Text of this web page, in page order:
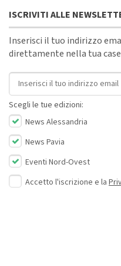
ISCRIVITI ALLE
Inserisci il tuo indirizzo
direttamente nella tua
Indirizzo email
Scegli le tue edizioni:
News Alessandria
News Pavia
Eventi Nord-Ovest
Accetto l'iscrizione e la